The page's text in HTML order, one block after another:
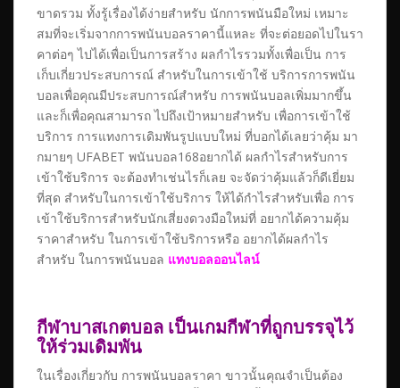
ขาดรวม ทั้งรู้เรื่องได้ง่ายสำหรับ นักการพนันมือใหม่ เหมาะ
สมที่จะเริ่มจากการพนันบอลราคานี้แหละ ที่จะต่อยอดไปในรา
คาต่อๆ ไปได้เพื่อเป็นการสร้าง ผลกำไรรวมทั้งเพื่อเป็น การ
เก็บเกี่ยวประสบการณ์ สำหรับในการเข้าใช้ บริการการพนัน
บอลเพื่อคุณมีประสบการณ์สำหรับ การพนันบอลเพิ่มมากขึ้น
และก็เพื่อคุณสามารถ ไปถึงเป้าหมายสำหรับ เพื่อการเข้าใช้
บริการ การแทงการเดิมพันรูปแบบใหม่ ที่บอกได้เลยว่าคุ้ม มา
กมายๆ UFABET พนันบอล168อยากได้ ผลกำไรสำหรับการ
เข้าใช้บริการ จะต้องทำเช่นไรก็เลย จะจัดว่าคุ้มแล้วก็ดีเยี่ยม
ที่สุด สำหรับในการเข้าใช้บริการ ให้ได้กำไรสำหรับเพื่อ การ
เข้าใช้บริการสำหรับนักเสี่ยงดวงมือใหม่ที่ อยากได้ความคุ้ม
ราคาสำหรับ ในการเข้าใช้บริการหรือ อยากได้ผลกำไร
สำหรับ ในการพนันบอล แทงบอลออนไลน์
กีฬาบาสเกตบอล เป็นเกมกีฬาที่ถูกบรรจุไว้
ให้ร่วมเดิมพัน
ในเรื่องเกี่ยวกับ การพนันบอลราคา ขาวนั้นคุณจำเป็นต้อง